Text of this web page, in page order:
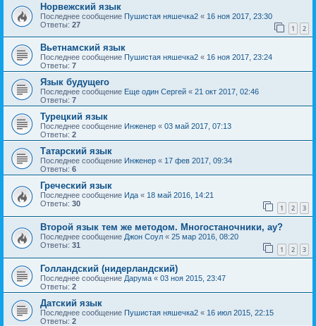
Норвежский язык
Последнее сообщение Пушистая няшечка2 « 16 ноя 2017, 23:30
Ответы: 27 1 2
Вьетнамский язык
Последнее сообщение Пушистая няшечка2 « 16 ноя 2017, 23:24
Ответы: 7
Язык будущего
Последнее сообщение Еще один Сергей « 21 окт 2017, 02:46
Ответы: 7
Турецкий язык
Последнее сообщение Инженер « 03 май 2017, 07:13
Ответы: 2
Татарский язык
Последнее сообщение Инженер « 17 фев 2017, 09:34
Ответы: 6
Греческий язык
Последнее сообщение Ида « 18 май 2016, 14:21
Ответы: 30 1 2 3
Второй язык тем же методом. Многостаночники, ау?
Последнее сообщение Джон Соул « 25 мар 2016, 08:20
Ответы: 31 1 2 3
Голландский (нидерландский)
Последнее сообщение Дарума « 03 ноя 2015, 23:47
Ответы: 2
Датский язык
Последнее сообщение Пушистая няшечка2 « 16 июл 2015, 22:15
Ответы: 2